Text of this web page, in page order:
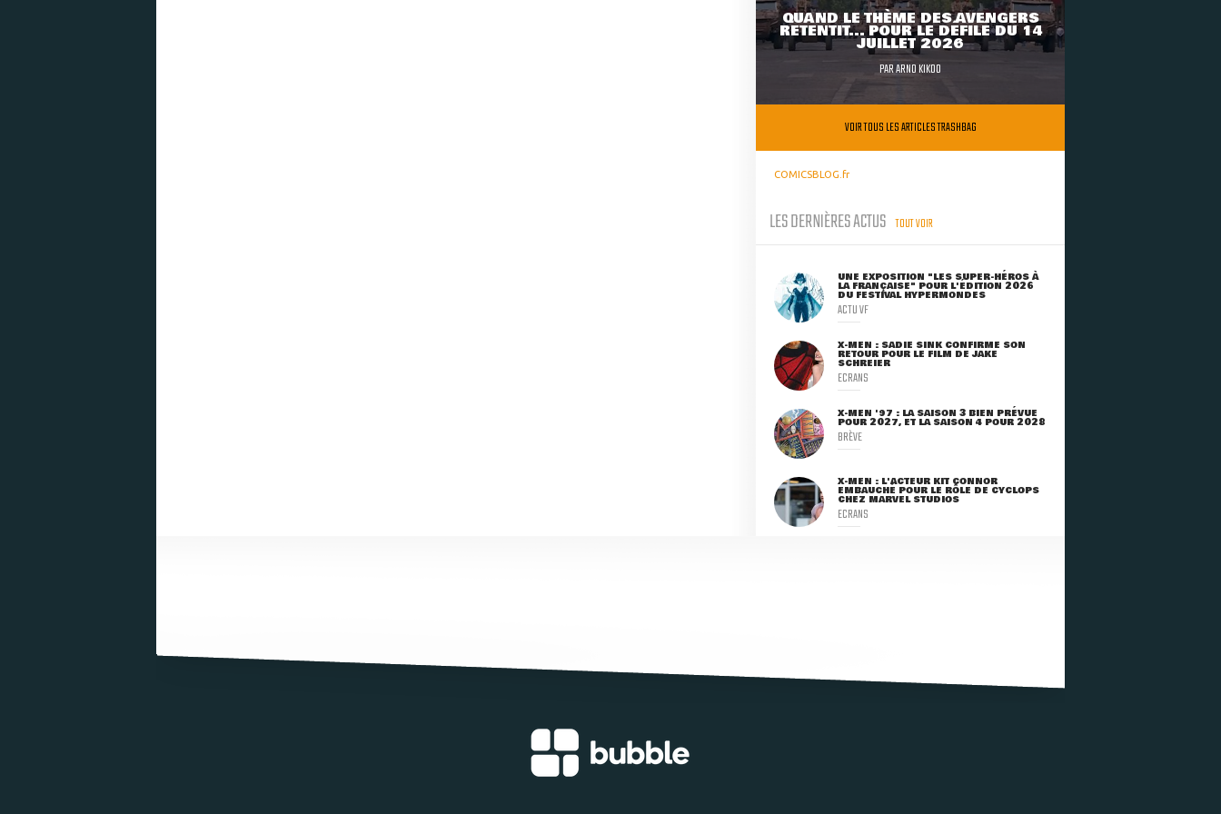
QUAND LE THÈME DES AVENGERS
RETENTIT... POUR LE DÉFILÉ DU 14
JUILLET 2026
PARARNO KIKOO
VOIR TOUS LES ARTICLES TRASHBAG
COMICSBLOG.fr
LES DERNIÈRES ACTUS TOUT VOIR
UNE EXPOSITION "LES SUPER-HÉROS À
LA FRANÇAISE" POUR L'ÉDITION 2026
DU FESTIVAL HYPERMONDES
ACTU VF
X-MEN : SADIE SINK CONFIRME SON
RETOUR POUR LE FILM DE JAKE
SCHREIER
ECRANS
X-MEN '97 : LA SAISON 3 BIEN PRÉVUE
POUR 2027, ET LA SAISON 4 POUR 2028
BRÈVE
X-MEN : L'ACTEUR KIT CONNOR
EMBAUCHÉ POUR LE RÔLE DE CYCLOPS
CHEZ MARVEL STUDIOS
ECRANS